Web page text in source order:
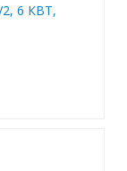
6 КВТ,